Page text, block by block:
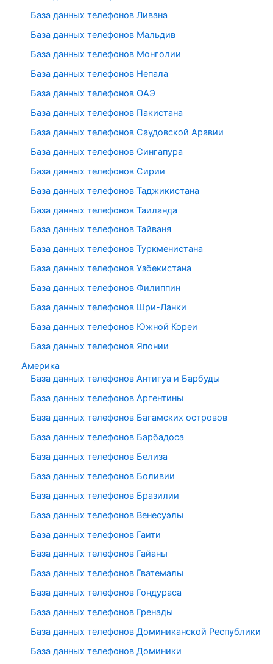
База данных телефонов Ливана
База данных телефонов Мальдив
База данных телефонов Монголии
База данных телефонов Непала
База данных телефонов ОАЭ
База данных телефонов Пакистана
База данных телефонов Саудовской Аравии
База данных телефонов Сингапура
База данных телефонов Сирии
База данных телефонов Таджикистана
База данных телефонов Таиланда
База данных телефонов Тайваня
База данных телефонов Туркменистана
База данных телефонов Узбекистана
База данных телефонов Филиппин
База данных телефонов Шри-Ланки
База данных телефонов Южной Кореи
База данных телефонов Японии
Америка
База данных телефонов Антигуа и Барбуды
База данных телефонов Аргентины
База данных телефонов Багамских островов
База данных телефонов Барбадоса
База данных телефонов Белиза
База данных телефонов Боливии
База данных телефонов Бразилии
База данных телефонов Венесуэлы
База данных телефонов Гаити
База данных телефонов Гайаны
База данных телефонов Гватемалы
База данных телефонов Гондураса
База данных телефонов Гренады
База данных телефонов Доминиканской Республики
База данных телефонов Доминики